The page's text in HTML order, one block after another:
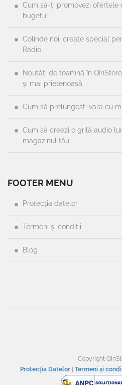
Cum să-ți promovezi ofertele
bugetul
Colinde noi, create special
Radio
Noutăți de toamnă în
și mai prietenoasă
Cum să prelungești vara cu
Cum să creezi o grilă audio
magazinul tău
FOOTER MENU
Protecția datelor
Termeni și condiții
Blog
Copyright
Protecția Datelor
Termeni și